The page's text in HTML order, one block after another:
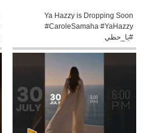
Ya Hazzy is Dropping Soon
#CaroleSamaha #YaHazzy
#يا_حظي